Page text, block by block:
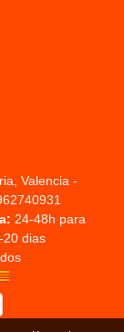
Valencia -
24-48h para
20 dias